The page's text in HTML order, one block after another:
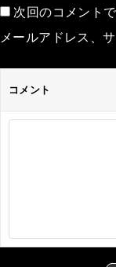
次回のコメント
メールアドレス、
コメント